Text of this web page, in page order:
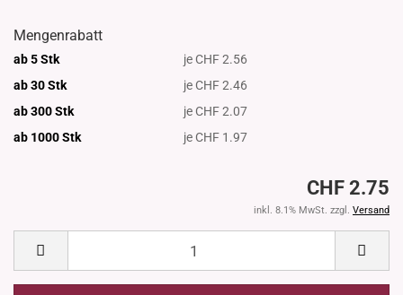
Mengenrabatt
ab 5 Stk
je CHF 2.56
ab 30 Stk
je CHF 2.46
ab 300 Stk
je CHF 2.07
ab 1000Stk je CHF 1.97
CHF 2.75
inkl. 8.1% MwSt. zzgl. Versand